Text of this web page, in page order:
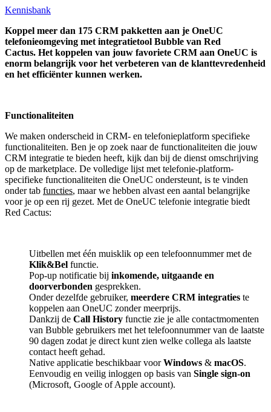
Kennisbank
Koppel meer dan 175 CRM pakketten aan je OneUC
telefonieomgeving met integratietool Bubble van Red
Cactus. Het koppelen van jouw favoriete CRM aan OneUC is
enorm belangrijk voor het verbeteren van de klanttevredenheid
en het efficiënter kunnen werken.
Functionaliteiten
We maken onderscheid in CRM- en telefonieplatform specifieke
functionaliteiten. Ben je op zoek naar de functionaliteiten die jouw
CRM integratie te bieden heeft, kijk dan bij de dienst omschrijving
op de marketplace. De volledige lijst met telefonie-platform-
specifieke functionaliteiten die OneUC ondersteunt, is te vinden
onder tab functies, maar we hebben alvast een aantal belangrijke
voor je op een rij gezet. Met de OneUC telefonie integratie biedt
Red Cactus:
Uitbellen met één muisklik op een telefoonnummer met de
Klik&Bel functie.
Pop-up notificatie bij inkomende, uitgaande en
doorverbonden gesprekken.
Onder dezelfde gebruiker, meerdere CRM integraties te
koppelen aan OneUC zonder meerprijs.
Dankzij de Call History functie zie je alle contactmomenten
van Bubble gebruikers met het telefoonnummer van de laatste
90 dagen zodat je direct kunt zien welke collega als laatste
contact heeft gehad.
Native applicatie beschikbaar voorWindows & macOS.
Eenvoudig en veilig inloggen op basis van Single sign-on
(Microsoft, Google of Apple account).